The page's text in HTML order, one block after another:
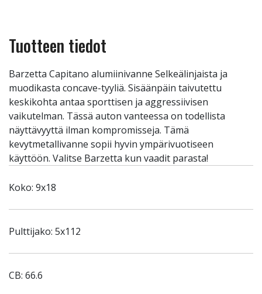
Tuotteen tiedot
Barzetta Capitano alumiinivanne Selkeälinjaista ja
muodikasta concave-tyyliä. Sisäänpäin taivutettu
keskikohta antaa sporttisen ja aggressiivisen
vaikutelman. Tässä auton vanteessa on todellista
näyttävyyttä ilman kompromisseja. Tämä
kevytmetallivanne sopii hyvin ympärivuotiseen
käyttöön. Valitse Barzetta kun vaadit parasta!
Koko: 9x18
Pulttijako: 5x112
CB: 66.6